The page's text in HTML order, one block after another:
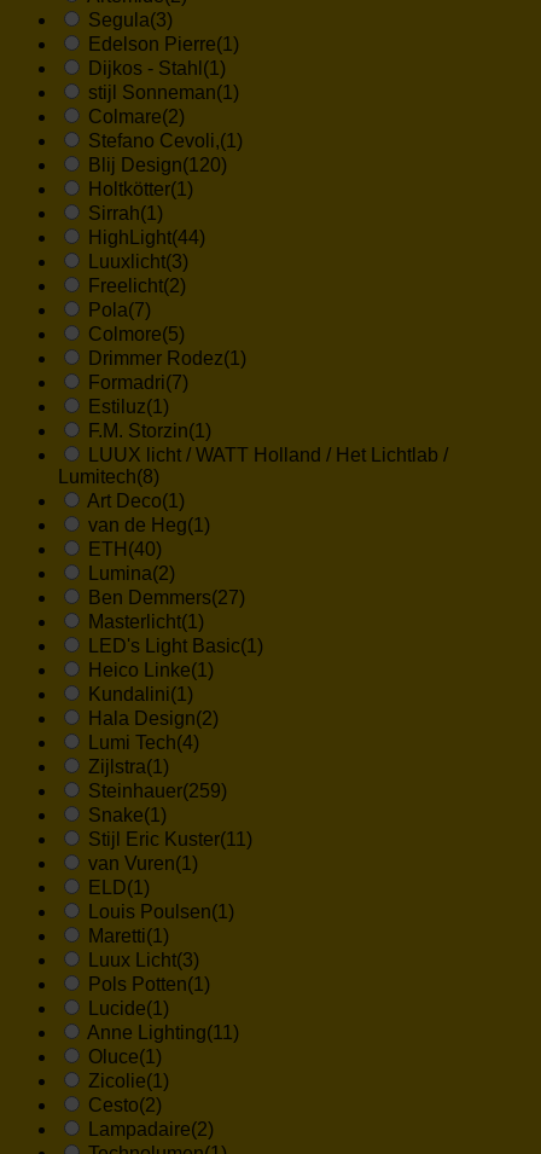
Segula(3)
Edelson Pierre(1)
Dijkos - Stahl (1)
stijl Sonneman(1)
Colmare(2)
Stefano Cevoli,(1)
Blij Design(120)
Holtkötter(1)
Sirrah(1)
HighLight(44)
Luuxlicht(3)
Freelicht(2)
Pola(7)
Colmore(5)
Drimmer Rodez(1)
Formadri(7)
Estiluz(1)
F.M. Storzin(1)
LUUX licht / WATT Holland / Het Lichtlab /
Lumitech(8)
Art Deco(1)
van de Heg(1)
ETH (40)
Lumina(2)
Ben Demmers(27)
Masterlicht(1)
LED's Light Basic(1)
Heico Linke(1)
Kundalini(1)
Hala Design(2)
Lumi Tech(4)
Zijlstra(1)
Steinhauer(259)
Snake(1)
Stijl Eric Kuster(11)
van Vuren(1)
ELD(1)
Louis Poulsen(1)
Maretti(1)
Luux Licht(3)
Pols Potten(1)
Lucide(1)
Anne Lighting(11)
Oluce(1)
Zicolie(1)
Cesto(2)
Lampadaire(2)